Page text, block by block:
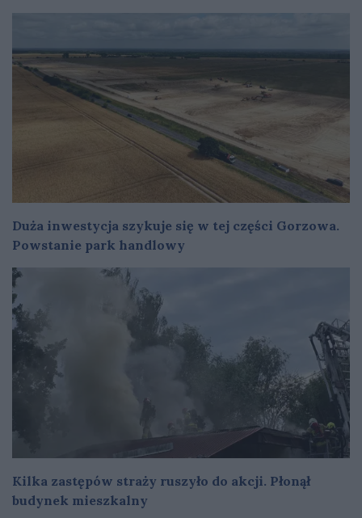
Duża inwestycja szykuje się w tej części Gorzowa.
Powstanie park handlowy
Kilka zastępów straży ruszyło do akcji. Płonął
budynek mieszkalny